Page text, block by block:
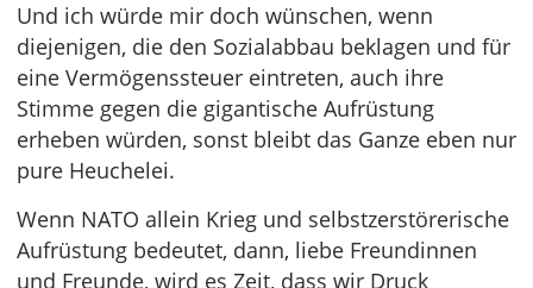
Und ich würde mir doch wünschen, wenn
diejenigen, die den Sozialabbau beklagen und für
eine Vermögenssteuer eintreten, auch ihre
Stimme gegen die gigantische Aufrüstung
erheben würden, sonst bleibt das Ganze eben nur
pure Heuchelei.
Wenn NATO allein Krieg und selbstzerstörerische
Aufrüstung bedeutet, dann, liebe Freundinnen
und Freunde, wird es Zeit, dass wir Druck